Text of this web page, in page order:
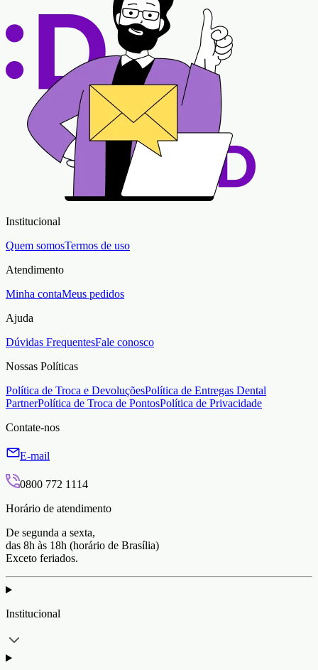
Institucional
Quem somosTermos de uso
Atendimento
Minha contaMeus pedidos
Ajuda
Dúvidas FrequentesFale conosco
Nossas Políticas
Política de Troca e DevoluçõesPolítica de Entregas Dental
PartnerPolítica de Troca de PontosPolítica de Privacidade
Contate-nos
E-mail
0800 772 1114
Horário de atendimento
De segunda a sexta,
das 8h às 18h (horário de Brasília)
Exceto feriados.
Institucional